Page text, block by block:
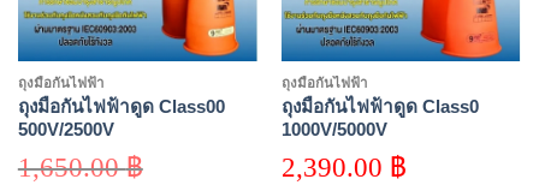
ถุงมือกันไฟฟ้า
ถุงมือกันไฟฟ้าดูด Class00
500V/2500V
1,650.00฿
ถุงมือกันไฟฟ้า
ถุงมือกันไฟฟ้าดูด Class0
1000V/5000V
2,390.00 ฿